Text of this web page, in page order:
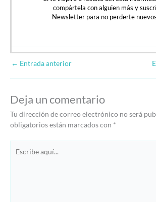
compártela con alguien más y
Newsletter para no perderte
← Entrada anterior
Deja un comentario
Tu dirección de correo electrónico no será
obligatorios están marcados con *
aquí...